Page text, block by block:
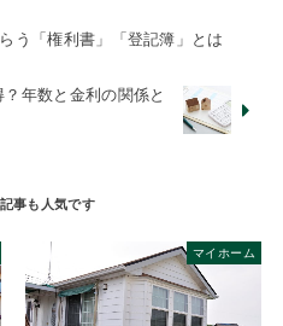
う「権利書」「登記簿」とは
年数と金利の関係と
マイホーム